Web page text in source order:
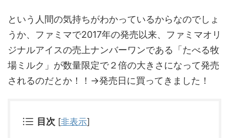
という人間の気持ちがわかっているからなのでしょ
うか、ファミマで2017年の発売以来、ファミマオリ
ジナルアイスの売上ナンバーワンである「たべる牧
場ミルク」が数量限定で２倍の大きさになって発売
されるのだとか！！→発売日に買ってきました！
目次 [非表示]